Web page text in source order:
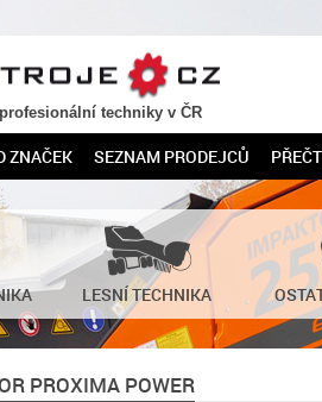
techniky v ČR
ZNAČEK SEZNAM PRODEJCŮ
LESNÍ TECHNIKA
PROXIMA POWER